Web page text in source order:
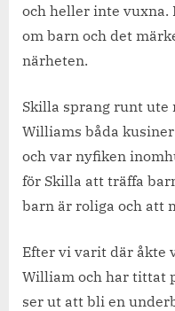
och heller inte vuxna.
om barn och det
närheten.
Skilla sprang runt ute
Williams båda
och var nyfiken
för Skilla att träffa
barn är roliga och att
Efter vi varit där åkte
William och har tittat
ser ut att bli en